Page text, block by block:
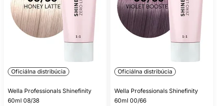
Oficiálna distribúcia
Wella Professionals Shinefinity
60ml 08/38
Oficiálna distribúcia
Wella Professionals Shinefinity
60ml 00/66